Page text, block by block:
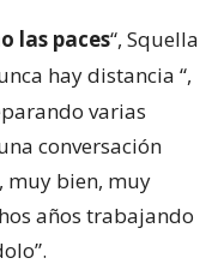
las paces“, Squella
hay distancia “,
varias
conversación
muy bien, muy
años trabajando